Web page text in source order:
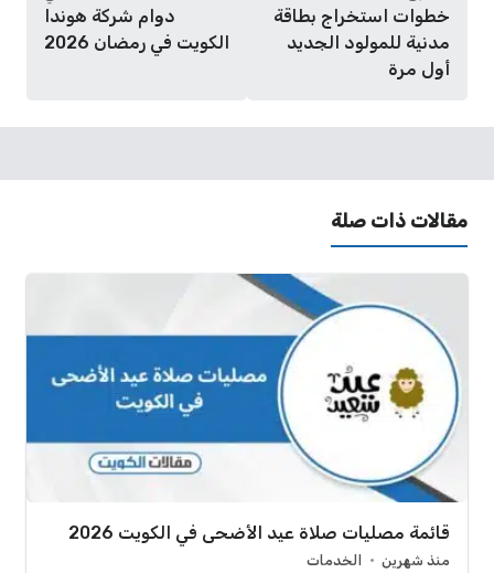
خطوات استخراج بطاقة
مدنية للمولود الجديد
أول مرة
دوام شركة هوندا
الكويت في رمضان 2026
مقالات ذات صلة
قائمة مصليات صلاة عيد الأضحى في الكويت 2026
منذ شهرين الخدمات